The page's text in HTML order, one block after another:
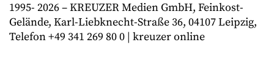
1995- 2026– KREUZER Medien GmbH, Feinkost-
Gelände, Karl-Liebknecht-Straße 36, 04107 Leipzig,
Telefon +49 341 269 80 0 | kreuzer online